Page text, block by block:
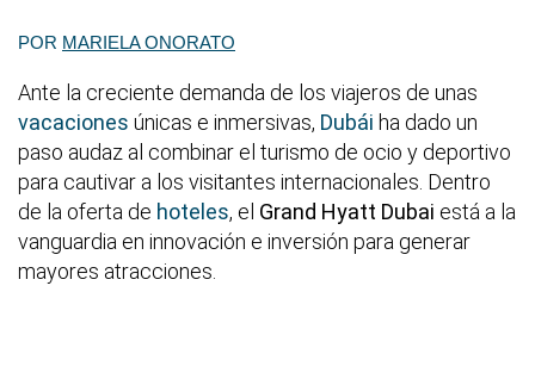
POR MARIELA ONORATO
Ante la creciente demanda de los viajeros de unas
vacaciones únicas e inmersivas, Dubái ha dado un
paso audaz al combinar el turismo de ocio y deportivo
para cautivar a los visitantes internacionales. Dentro
de la oferta de hoteles, el Grand Hyatt Dubai está a la
vanguardia en innovación e inversión para generar
mayores atracciones.